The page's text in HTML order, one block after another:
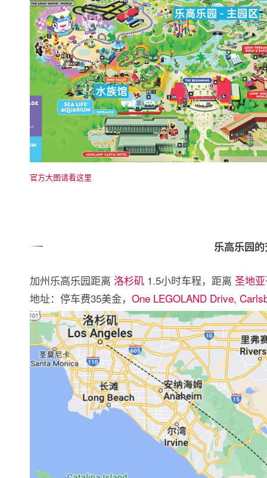
官方大图请看这里
乐高乐园
加州乐高乐园距离 洛杉矶 1.5小时车程，距离 圣地
地址：停车费35美金， One LEGOLAND Drive,